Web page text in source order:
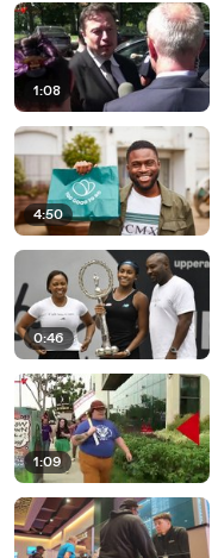
1:08
4:50
0:46
1:09